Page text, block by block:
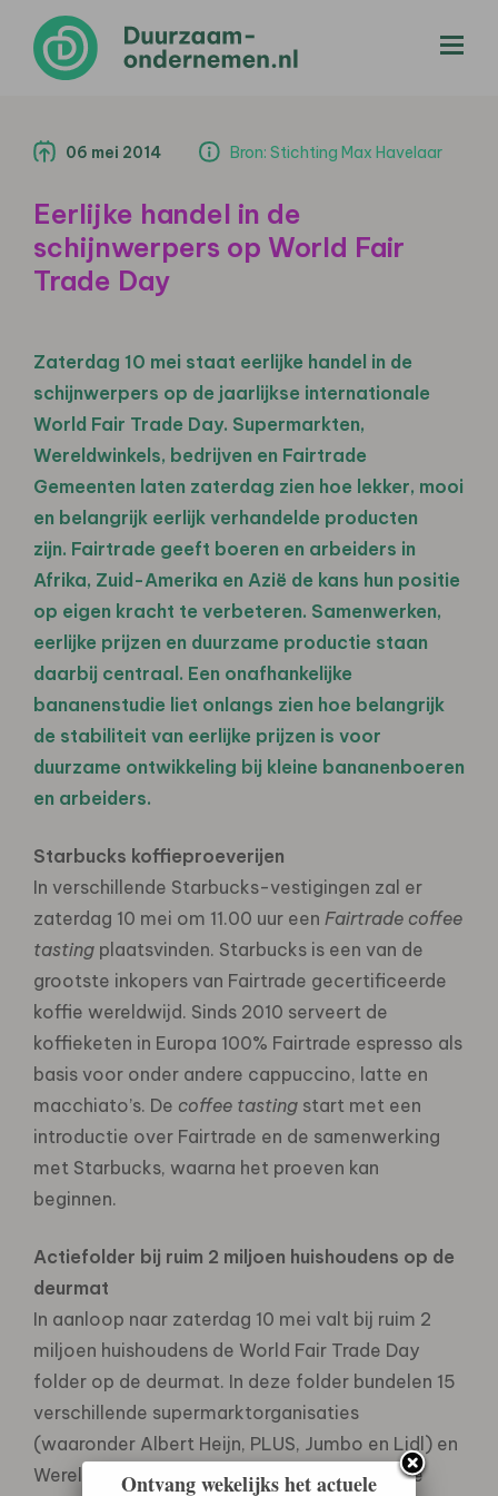
06 mei 2014 Bron: Stichting Max Havelaar
Eerlijke handel in de
schijnwerpers op World Fair
Trade Day
Zaterdag 10 mei staat eerlijke handel in de
schijnwerpers op de jaarlijkse internationale
World Fair Trade Day. Supermarkten,
Wereldwinkels, bedrijven en Fairtrade
Gemeenten laten zaterdag zien hoe lekker, mooi
en belangrijk eerlijk verhandelde producten
zijn. Fairtrade geeft boeren en arbeiders in
Afrika, Zuid-Amerika en Azië de kans hun positie
op eigen kracht te verbeteren. Samenwerken,
eerlijke prijzen en duurzame productie staan
daarbij centraal. Een onafhankelijke
bananenstudie liet onlangs zien hoe belangrijk
de stabiliteit van eerlijke prijzen is voor
duurzame ontwikkeling bij kleine bananenboeren
en arbeiders.
Starbucks koffieproeverijen
In verschillende Starbucks-vestigingen zal er
zaterdag 10 mei om 11.00 uur een Fairtrade coffee
tasting plaatsvinden. Starbucks is een van de
grootste inkopers van Fairtrade gecertificeerde
koffie wereldwijd. Sinds 2010 serveert de
koffieketen in Europa 100% Fairtrade espresso als
basis voor onder andere cappuccino, latte en
macchiato’s. De coffee tasting start met een
introductie over Fairtrade en de samenwerking
met Starbucks, waarna het proeven kan
beginnen.
Actiefolder bij ruim 2 miljoen huishoudens op de
deurmat
In aanloop naar zaterdag 10 mei valt bij ruim 2
miljoen huishoudens de World Fair Trade Day
folder op de deurmat. In deze folder bundelen 15
verschillende supermarktorganisaties
(waaronder Albert Heijn, PLUS, Jumbo en Lidl) en
Wereldwinkels hun aanbiedingen op Fairtrade
Ontvang wekelijks het actuele